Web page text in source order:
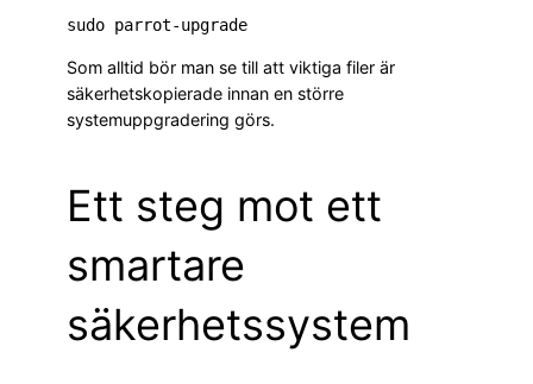
Som alltid bör man se till att viktiga filer är
säkerhetskopierade innan en större
systemuppgradering görs.
Ett steg mot ett
smartare
säkerhetssystem